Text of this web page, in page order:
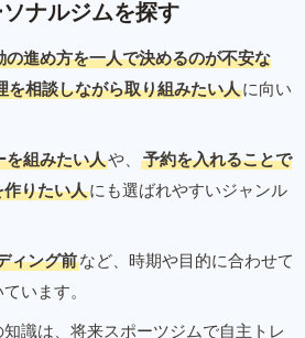
ナルジムを探す
の進め方を一人で決めるのが不安な
を相談しながら取り組みたい人に向い
を組みたい人や、
予約を入れることで
りたい人にも選ばれやすいジャンル
ィング前など、時期や目的に合わせて
います。
識は、将来スポーツジムで自主トレ